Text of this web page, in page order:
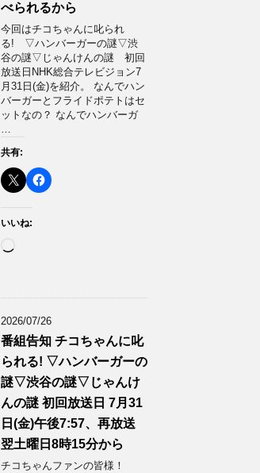
べられるから
今回はチコちゃんに叱られ
る! ▽ハンバーガーの謎▽渋
谷の謎▽じゃんけんの謎 初回
放送日NHK総合テレビジョン7
月31日(金)を紹介。 なんでハン
バーガーとフライドポテトはセ
ットなの？ なんでハンバーガ
…
共有:
いいね:
み
2026/07/26
番組告知 チコちゃんに叱
られる! ▽ハンバーガーの
謎▽渋谷の謎▽じゃんけ
んの謎 初回放送日 7月31
日(金)午後7:57、再放送
翌土曜日8時15分から
チコちゃんファンの皆様！